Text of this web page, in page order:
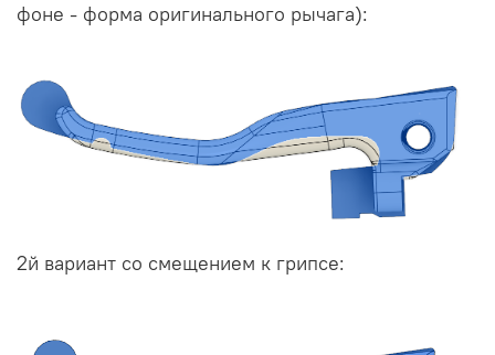
фоне - форма оригинального рычага):
2й вариант со смещением к грипсе: